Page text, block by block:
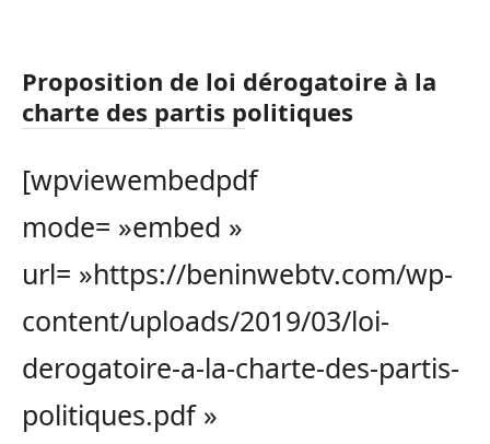
Proposition de loi dérogatoire à la
charte des partis politiques
[wpviewembedpdf
mode= »embed »
url= »https://beninwebtv.com/wp-
content/uploads/2019/03/loi-
derogatoire-a-la-charte-des-partis-
politiques.pdf »